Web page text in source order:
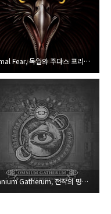
Primal Fear, 독일의 주다스 프리스트
Omnium Gatherum, 전작의 명성과 평온함을 유지한 신보 내놓은